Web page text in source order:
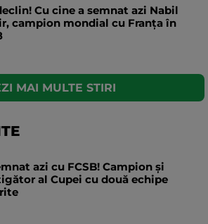
Cu cine a semnat azi Nabil
campion mondial cu Franța în
MAI MULTE STIRI
azi cu FCSB! Campion și
al Cupei cu două echipe